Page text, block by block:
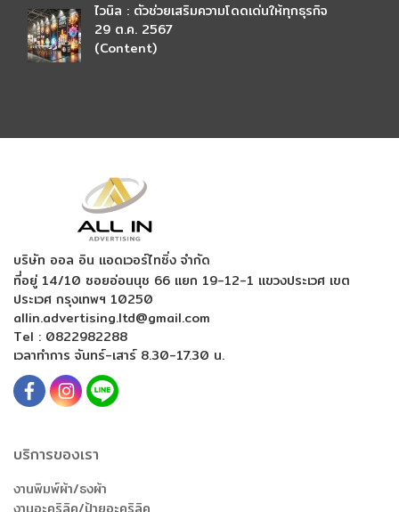
ไวนิล : ตัวช่วยเสริมความโดดเด่นให้ทุกธุรกิจ
29 ต.ค. 2567
(Content)
บริษัท ออล อิน แอดเวอร์ไทซิ่ง จำกัด
ที่อยู่ 14/10 ซอยอ่อนนุช 66 แยก 19-12-1 แขวงประเวศ เขต
ประเวศ กรุงเทพฯ 10250
allin.advertising.ltd@gmail.com
Tel : 0822982288
เวลาทำการ จันทร์-เสาร์ 8.30-17.30 น.
บริการของเรา
งานพิมพ์ผ้า/ธงผ้า
งานอะคริลิค/ป้ายอะคริลิค